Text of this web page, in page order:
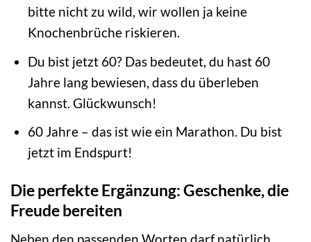
bitte nicht zu wild, wir wollen ja keine
Knochenbrüche riskieren.
Du bist jetzt 60? Das bedeutet, du hast 60
Jahre lang bewiesen, dass du überleben
kannst. Glückwunsch!
60 Jahre – das ist wie ein Marathon. Du bist
jetzt im Endspurt!
Die perfekte Ergänzung: Geschenke, die
Freude bereiten
Neben den passenden Worten darf natürlich